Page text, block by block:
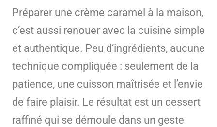
Préparer une crème caramel à la maison,
c’est aussi renouer avec la cuisine simple
et authentique. Peu d’ingrédients, aucune
technique compliquée : seulement de la
patience, une cuisson maîtrisée et l’envie
de faire plaisir. Le résultat est un dessert
raffiné qui se démoule dans un geste